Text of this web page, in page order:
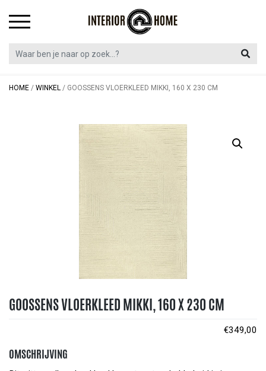
HOME / WINKEL / GOOSSENS VLOERKLEED MIKKI, 160 X 230 CM
GOOSSENS VLOERKLEED MIKKI, 160 X 230 CM
€349,00
OMSCHRIJVING